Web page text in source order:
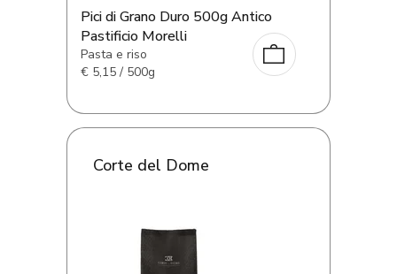
Pici di Grano Duro 500g Antico
Pastificio Morelli
Pasta e riso
€ 5,15 / 500g
Corte del Dome